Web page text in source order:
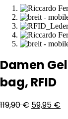
Damen
bag, RFID
119,90€ 59,95 €